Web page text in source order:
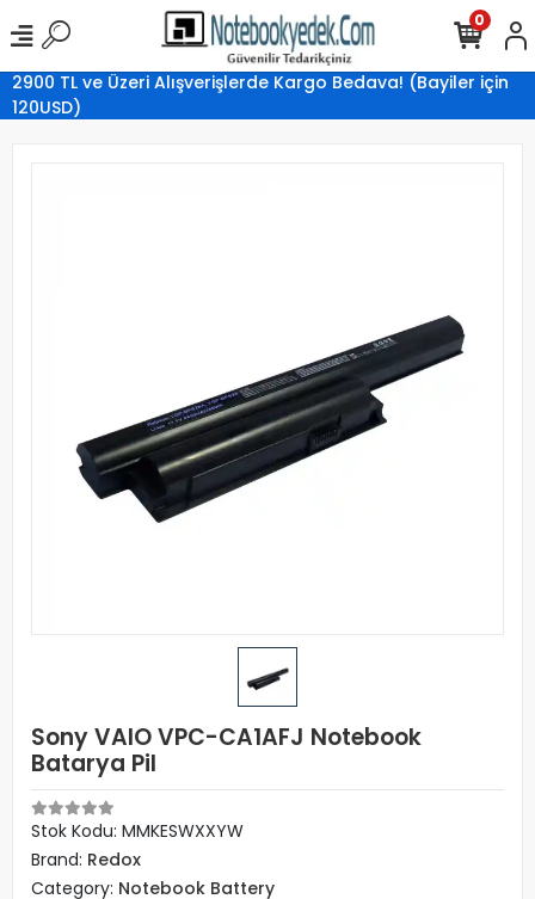
2900 TL ve Üzeri Alışverişlerde Kargo Bedava! (Bayiler için
120USD)
0
Sony VAIO VPC-CA1AFJ Notebook
Batarya Pil
Stok Kodu: MMKESWXXYW
Brand: Redox
Category: Notebook Battery